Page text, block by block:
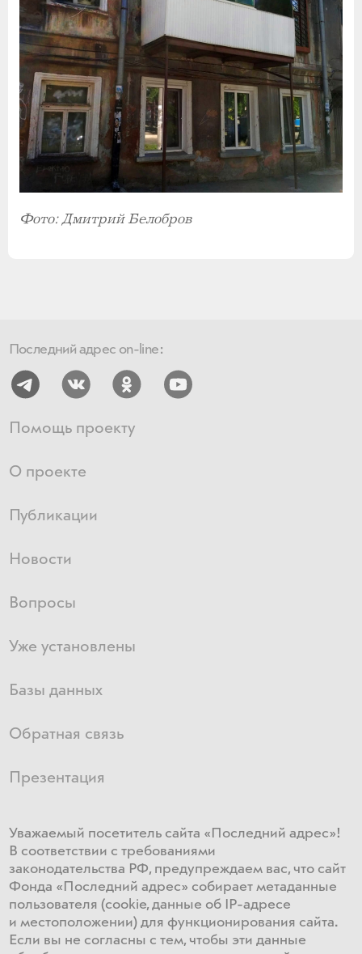
Фото: Дмитрий Белобров
Последний адрес on-line:
Помощь проекту
О проекте
Публикации
Новости
Вопросы
Уже установлены
Базы данных
Обратная связь
Презентация
Уважаемый посетитель сайта «Последний адрес»!
В соответствии с требованиями
законодательства РФ, предупреждаем вас, что сайт
Фонда «Последний адрес» собирает метаданные
пользователя (cookie, данные об IP-адресе
и местоположении) для функционирования сайта​.
Если ​вы не согласны с тем, чтобы эти данные